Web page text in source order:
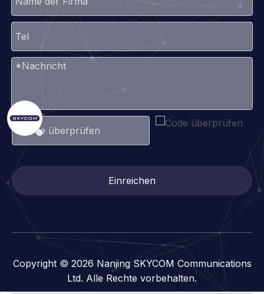
Einreichen
Copyright © 2026 Nanjing SKYCOM Communications
Ltd. Alle Rechte vorbehalten.